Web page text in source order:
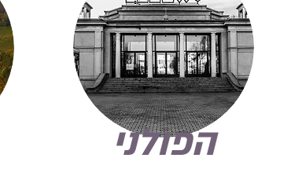
הפולני